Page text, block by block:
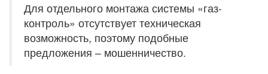
Для отдельного монтажа системы «газ-
контроль» отсутствует техническая
возможность, поэтому подобные
предложения – мошенничество.